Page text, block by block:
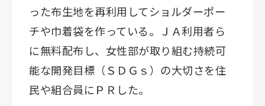
った布生地を再利用してショルダーポー
チや巾着袋を作っている。ＪＡ利用者ら
に無料配布し、女性部が取り組む持続可
能な開発目標（ＳＤＧｓ）の大切さを住
民や組合員にＰＲした。